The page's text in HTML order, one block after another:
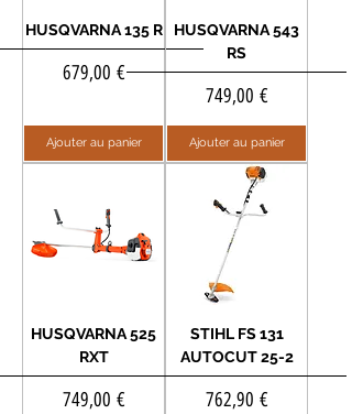
HUSQVARNA 135 R
Prix
679,00 €
Ajouter au panier
HUSQVARNA 543
RS
Prix
749,00 €
Ajouter au panier
HUSQVARNA 525
RXT
Prix
749,00 €
STIHL FS 131
AUTOCUT 25-2
Prix
762,90 €